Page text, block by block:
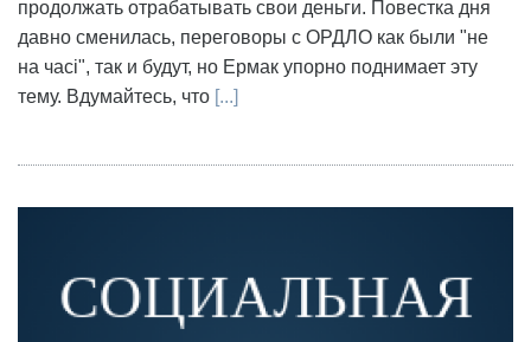
продолжать отрабатывать свои деньги. Повестка дня
давно сменилась, переговоры с ОРДЛО как были "не
на часі", так и будут, но Ермак упорно поднимает эту
тему. Вдумайтесь, что [...]